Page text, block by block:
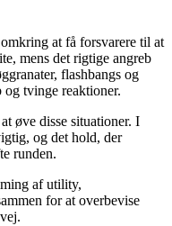
at få forsvarere til at
mens det rigtige angreb
flashbangs og
tvinge reaktioner.
øve disse situationer. I
og det hold, der
runden.
af utility,
for at overbevise